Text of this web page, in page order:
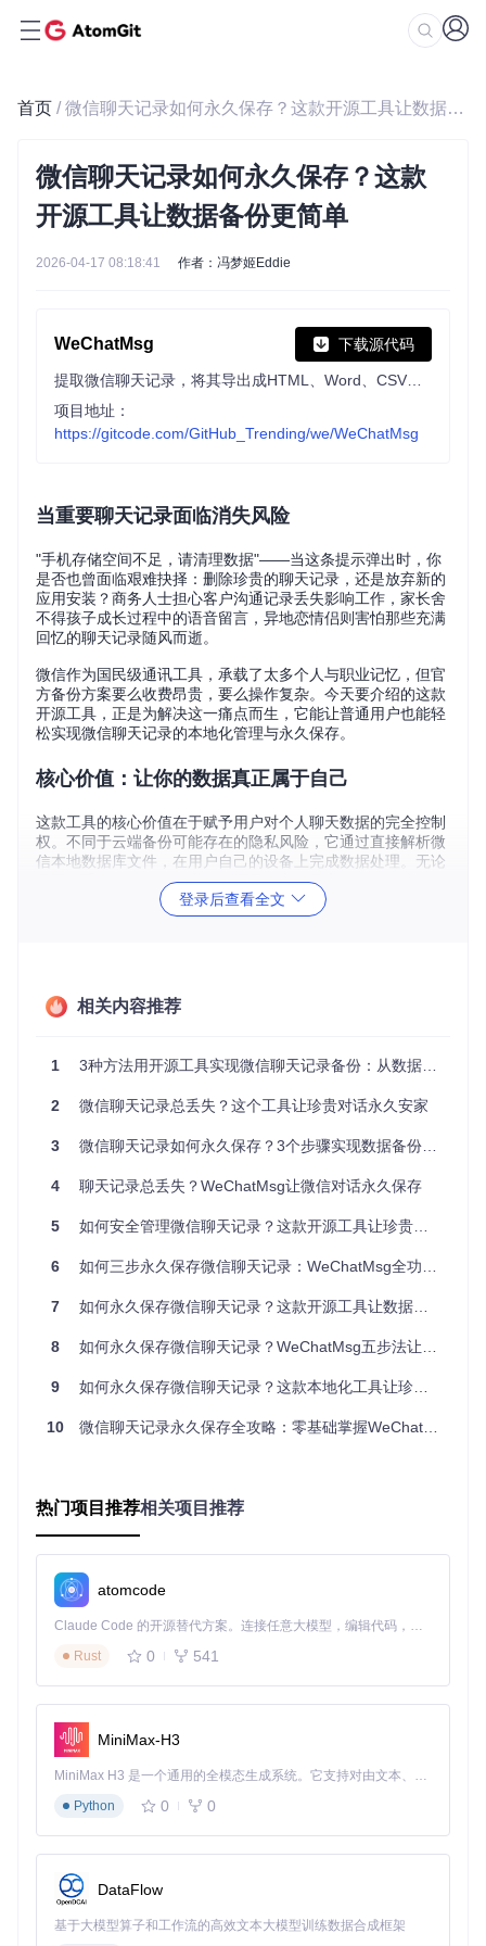
首页 / 微信聊天记录如何永久保存？这款开源工具让数据备份更简单
微信聊天记录如何永久保存？这款
开源工具让数据备份更简单
2026-04-17 08:18:41 作者：冯梦姬Eddie
WeChatMsg 下载源代码
项目地址：
https://gitcode.com/GitHub_Trending/we/WeChatMsg
当重要聊天记录面临消失风险
"手机存储空间不足，请清理数据"——当这条提示弹出时，你
是否也曾面临艰难抉择：删除珍贵的聊天记录，还是放弃新的
应用安装？商务人士担心客户沟通记录丢失影响工作，家长舍
不得孩子成长过程中的语音留言，异地恋情侣则害怕那些充满
回忆的聊天记录随风而逝。
微信作为国民级通讯工具，承载了太多个人与职业记忆，但官
方备份方案要么收费昂贵，要么操作复杂。今天要介绍的这款
开源工具，正是为解决这一痛点而生，它能让普通用户也能轻
松实现微信聊天记录的本地化管理与永久保存。
核心价值：让你的数据真正属于自己
这款工具的核心价值在于赋予用户对个人聊天数据的完全控制
权。不同于云端备份可能存在的隐私风险，它通过直接解析微
信本地数据库文件，在用户自己的设备上完成数据处理。无论
是更换手机、清理存储空间，还是担心账号安全，有了这份本
地备份，你再也不必担心重要对话记录的丢失。
一个加密的保险箱。工具开发者通过逆向工程，如同破解了保
具体而言，微信会在Android设备的特定目录下生成名为wc.d
中。工具通过Python编写的解析引擎，能够绕过加密机制，将
就像请了一位精通数据库"方言"的翻译，把机器语言准确翻译
项目采用纯Python开发，这意味着它不仅跨平台兼容Window
s、macOS和Linux系统，而且代码可读性强，技术社区可以持
续为其添加新功能。命令行操作界面则保证了工具的轻量级特
性，即使在服务器环境下也能稳定运行。
用户故事：三个真实场景的解决方案
场景一：商务人士的聊天记录管理
从事跨境电商的张先生需要经常与海外客户沟通，重要的订单
会自动备份聊天记录，并导出为CSV格式存储在本地硬盘。当
需要查找历史订单信息时，只需在Excel中搜索关键词，几秒
场景二：毕业生的青春记忆保存
成了一个可离线浏览的"青春纪念册"。现在即使多年后换了手
机，他依然可以随时翻阅那些充满欢笑的大学时光。
场景三：研究人员的社交数据分析
社会学研究者王教授正在进行一项关于网络社交行为的研究。
快速上手：三步完成聊天记录备份
准备工作
克隆项目代码库：
基本操作流程
登录后查看全文
相关内容推荐
1 3种方法用开源工具实现微信聊天记录备份：从数据安全到永久保存
2 微信聊天记录总丢失？这个工具让珍贵对话永久安家
3 微信聊天记录如何永久保存？3个步骤实现数据备份与AI训练全攻略
4 聊天记录总丢失？WeChatMsg让微信对话永久保存
5 如何安全管理微信聊天记录？这款开源工具让珍贵对话永久保存
6 如何三步永久保存微信聊天记录：WeChatMsg全功能指南
7 如何永久保存微信聊天记录？这款开源工具让数据管理更简单
8 如何永久保存微信聊天记录？WeChatMsg五步法让珍贵回忆不丢失
9 如何永久保存微信聊天记录？这款本地化工具让珍贵对话永不消失
10 微信聊天记录永久保存全攻略：零基础掌握WeChatMsg备份神器
热门项目推荐相关项目推荐
atomcode
Claude Code 的开源替代方案。连接任意大模型，编辑代码，运行命令，自动验证 — 全自动执行。用 Rust 构建，极致性能。 ｜ An open-source alternative to Claude Code. Connect any LLM, edit code, run commands, and verify changes — autonomously. Built in Rust for speed. Get Started
Rust
0 541
MiniMax-H3
MiniMax H3 是一个通用的全模态生成系统。它支持对由文本、图像、视频和音频组成的多模态上下文进行统一理解，并能生成分辨率高达 2K、时长可达 15 秒的带原生立体声音频的视频。得益于面向任务泛化的系统设计，H3 在预训练阶段就已具备广泛的多模态上下文理解与生成能力，能够出色地执行复杂的多模态指令。
Python
0 0
DataFlow
基于大模型算子和工作流的高效文本大模型训练数据合成框架